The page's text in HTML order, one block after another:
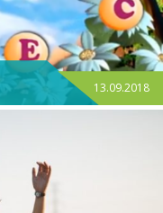
13.09.2018